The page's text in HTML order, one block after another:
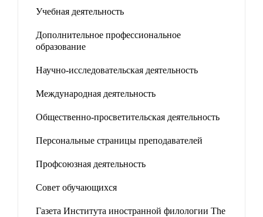
Учебная деятельность
Дополнительное профессиональное
образование
Научно-исследовательская деятельность
Международная деятельность
Общественно-просветительская деятельность
Персональные страницы преподавателей
Профсоюзная деятельность
Совет обучающихся
Газета Института иностранной филологии The